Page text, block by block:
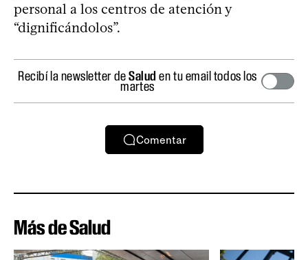
personal a los centros de atención y
“dignificándolos”.
Recibí la newsletter deSalud en tu email todos los
martes
Comentar
Más de Salud